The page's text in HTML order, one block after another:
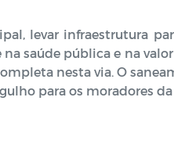
levar infraestrutura
saúde pública e na
nesta via. O
para os moradores